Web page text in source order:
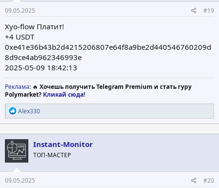
09.05.2025 #19
Xyo-flow Платит!
+4 USDT
0xe41e36b43b2d4215206807e64f8a9be2d440546760209d
8d9ce4ab962346993e
2025-05-09 18:42:13
Реклама: 🔥 Хочешь получить Telegram Premium и стать гуру
Polymarket? Кликай сюда!
Р
е
а
к
ц
и
и
:
Alex330
Instant-Monitor
ТОП-МАСТЕР
09.05.2025 #20